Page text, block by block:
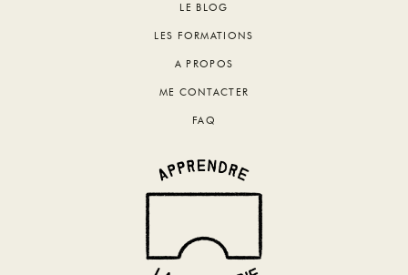
LE BLOG
LES FORMATIONS
A PROPOS
ME CONTACTER
FAQ